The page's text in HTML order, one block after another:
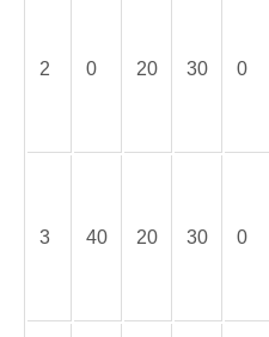
2 0 20 30 0
3 40 20 30 0